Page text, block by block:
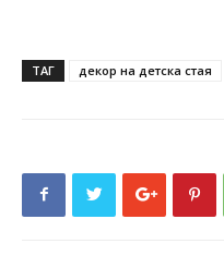
ТАГ декор на детска стая